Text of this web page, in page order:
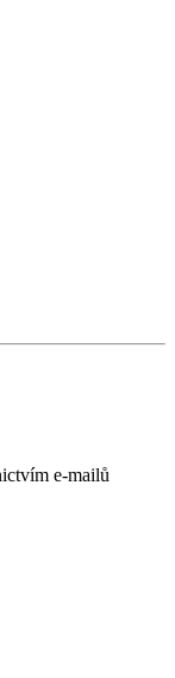
e-mailů